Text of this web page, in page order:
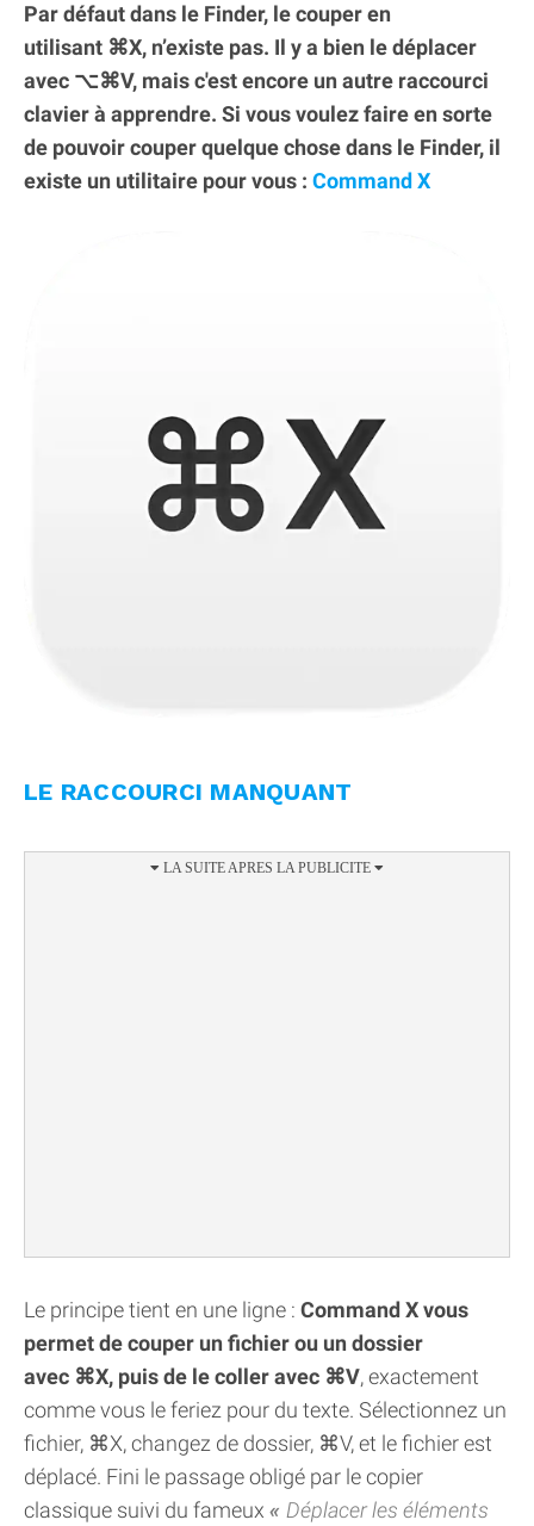
Par défaut dans le Finder, le couper en
utilisant ⌘X, n’existe pas. Il y a bien le déplacer
avec ⌥⌘V, mais c'est encore un autre raccourci
clavier à apprendre. Si vous voulez faire en sorte
de pouvoir couper quelque chose dans le Finder, il
existe un utilitaire pour vous : Command X
LE RACCOURCI MANQUANT
Le principe tient en une ligne : Command X vous
permet de couper un fichier ou un dossier
avec ⌘X, puis de le coller avec ⌘V, exactement
comme vous le feriez pour du texte. Sélectionnez un
fichier, ⌘X, changez de dossier, ⌘V, et le fichier est
déplacé. Fini le passage obligé par le copier
classique suivi du fameux
Déplacer les éléments